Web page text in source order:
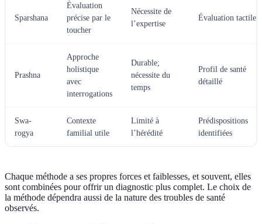
Sparshana
Évaluation
précise par le
toucher
Nécessite de
l’expertise
Évaluation tactile
Prashna
Approche
holistique
avec
interrogations
Durable;
nécessite du
temps
Profil de santé
détaillé
Swa-
rogya
Contexte
familial utile
Limité à
l’hérédité
Prédispositions
identifiées
Chaque méthode a ses propres forces et faiblesses, et souvent, elles
sont combinées pour offrir un diagnostic plus complet. Le choix de
la méthode dépendra aussi de la nature des troubles de santé
observés.